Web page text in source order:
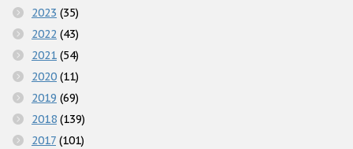
2023 (35)
2022 (43)
2021 (54)
2020 (11)
2019 (69)
2018 (139)
2017 (101)